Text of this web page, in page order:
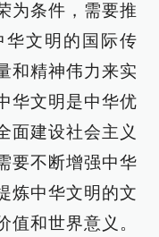
为条件，需要推
文明的国际传
和精神伟力来实
华文明是中华优
面建设社会主义
要不断增强中华
炼中华文明的文
值和世界意义。